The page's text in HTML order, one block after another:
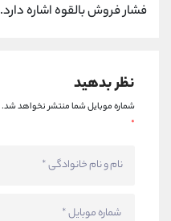
فشار فروش بالقوه اشاره دارد.
نظر بدهید
شماره موبایل شما منتشر نخواهد شد.
*